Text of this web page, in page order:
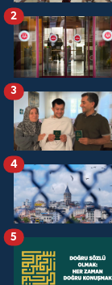
2
3
4
5